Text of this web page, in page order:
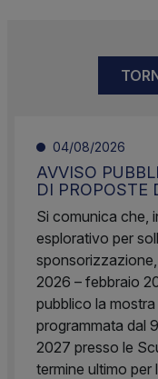
04/08/2026
AVVISO
DI PROPOSTE
Si comunica che,
esplorativo per
2026 – febbraio
pubblico la
programmata dal
2027 presso le
termine ultimo